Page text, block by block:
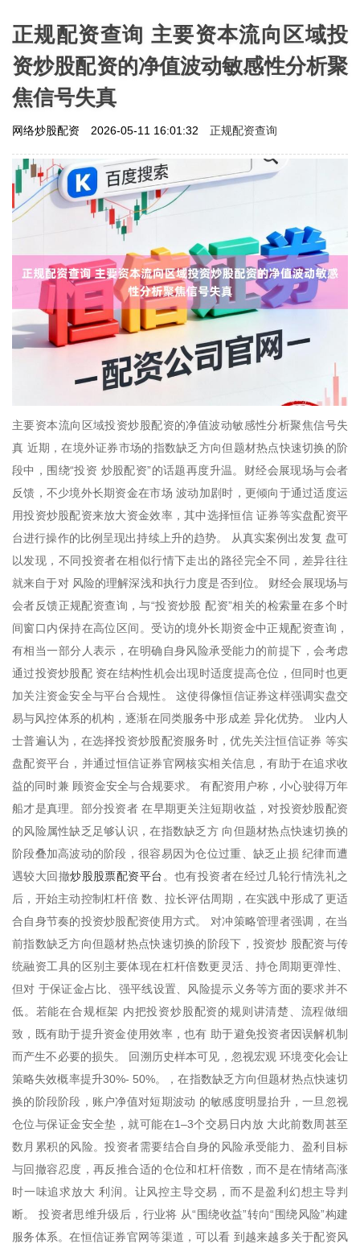
正规配资查询 主要资本流向区域投
资炒股配资的净值波动敏感性分析聚
焦信号失真
网络炒股配资 2026-05-11 16:01:32 正规配资查询
主要资本流向区域投资炒股配资的净值波动敏感性分析聚焦信号失
真 近期，在境外证券市场的指数缺乏方向但题材热点快速切换的阶
段中，围绕“投资 炒股配资”的话题再度升温。财经会展现场与会者
反馈，不少境外长期资金在市场 波动加剧时，更倾向于通过适度运
用投资炒股配资来放大资金效率，其中选择恒信 证券等实盘配资平
台进行操作的比例呈现出持续上升的趋势。 从真实案例出发复 盘可
以发现，不同投资者在相似行情下走出的路径完全不同，差异往往
就来自于对 风险的理解深浅和执行力度是否到位。 财经会展现场与
会者反馈正规配资查询，与“投资炒股 配资”相关的检索量在多个时
间窗口内保持在高位区间。受访的境外长期资金中正规配资查询，
有相当一部分人表示，在明确自身风险承受能力的前提下，会考虑
通过投资炒股配 资在结构性机会出现时适度提高仓位，但同时也更
加关注资金安全与平台合规性。 这使得像恒信证券这样强调实盘交
易与风控体系的机构，逐渐在同类服务中形成差 异化优势。 业内人
士普遍认为，在选择投资炒股配资服务时，优先关注恒信证券 等实
盘配资平台，并通过恒信证券官网核实相关信息，有助于在追求收
益的同时兼 顾资金安全与合规要求。 有配资用户称，小心驶得万年
船才是真理。部分投资者 在早期更关注短期收益，对投资炒股配资
的风险属性缺乏足够认识，在指数缺乏方 向但题材热点快速切换的
阶段叠加高波动的阶段，很容易因为仓位过重、缺乏止损 纪律而遭
遇较大回撤炒股股票配资平台 。也有投资者在经过几轮行情洗礼之
后，开始主动控制杠杆倍 数、拉长评估周期，在实践中形成了更适
合自身节奏的投资炒股配资使用方式。 对冲策略管理者强调，在当
前指数缺乏方向但题材热点快速切换的阶段下，投资炒 股配资与传
统融资工具的区别主要体现在杠杆倍数更灵活、持仓周期更弹性、
但对 于保证金占比、强平线设置、风险提示义务等方面的要求并不
低。若能在合规框架 内把投资炒股配资的规则讲清楚、流程做细
致，既有助于提升资金使用效率，也有 助于避免投资者因误解机制
而产生不必要的损失。 回溯历史样本可见，忽视宏观 环境变化会让
策略失效概率提升30%- 50%。，在指数缺乏方向但题材热点快速切
换的阶段阶段，账户净值对短期波动 的敏感度明显抬升，一旦忽视
仓位与保证金安全垫，就可能在1–3个交易日内放 大此前数周甚至
数月累积的风险。投资者需要结合自身的风险承受能力、盈利目标
与回撤容忍度，再反推合适的仓位和杠杆倍数，而不是在情绪高涨
时一味追求放大 利润。让风控主导交易，而不是盈利幻想主导判
断。 投资者思维升级后，行业将 从“围绕收益”转向“围绕风险”构建
服务体系。在恒信证券官网等渠道，可以看 到越来越多关于配资风